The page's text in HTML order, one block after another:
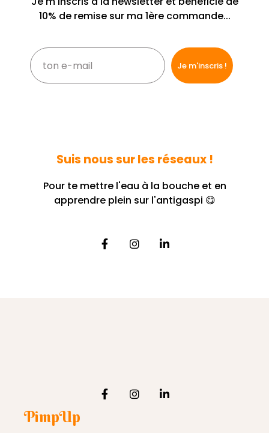
10% de remise sur ma 1ère commande...
Suis nous sur les réseaux !
Pour te mettre l'eau à la bouche et en
apprendre plein sur l'antigaspi 😋
PimpUp